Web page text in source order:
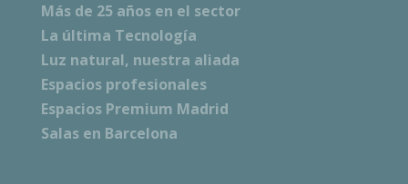
Más de 25 años en el sector
La última Tecnología
Luz natural, nuestra aliada
Espacios profesionales
Espacios Premium Madrid
Salas en Barcelona